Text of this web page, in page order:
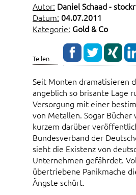
Autor: Daniel Schaad -
Datum: 04.07.2011
Kategorie: Gold & Co
Teilen...
Seit Monten dramatisieren
angeblich so brisante Lage
Versorgung mit einer
von Metallen. Sogar Bücher
kurzem darüber
Bundesverband der
sieht die Existenz von
Unternehmen gefährdet.
übertriebene Panikmache
Ängste schürt.